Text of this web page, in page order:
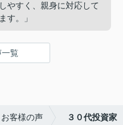
やすく、親身に対応して
す。」
一覧
お客様の声 ３０代投資家